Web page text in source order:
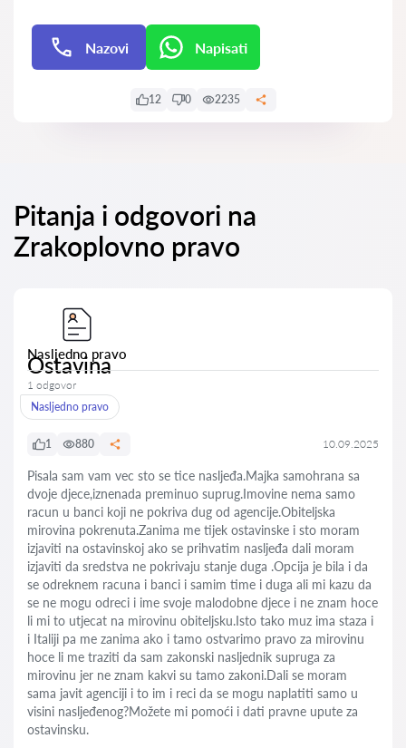
Nazovi Napisati
12 0 2235
Pitanja i odgovori na
Zrakoplovno pravo
Nasljedno pravo
Ostavina
1 odgovor
Nasljedno pravo
1 880 10.09.2025
Pisala sam vam vec sto se tice nasljeđa.Majka samohrana sa
dvoje djece,iznenada preminuo suprug.Imovine nema samo
racun u banci koji ne pokriva dug od agencije.Obiteljska
mirovina pokrenuta.Zanima me tijek ostavinske i sto moram
izjaviti na ostavinskoj ako se prihvatim nasljeđa dali moram
izjaviti da sredstva ne pokrivaju stanje duga .Opcija je bila i da
se odreknem racuna i banci i samim time i duga ali mi kazu da
se ne mogu odreci i ime svoje malodobne djece i ne znam hoce
li mi to utjecat na mirovinu obiteljsku.Isto tako muz ima staza i
i Italiji pa me zanima ako i tamo ostvarimo pravo za mirovinu
hoce li me traziti da sam zakonski nasljednik supruga za
mirovinu jer ne znam kakvi su tamo zakoni.Dali se moram
sama javit agenciji i to im i reci da se mogu naplatiti samo u
visini nasljeđenog?Možete mi pomoći i dati pravne upute za
ostavinsku.